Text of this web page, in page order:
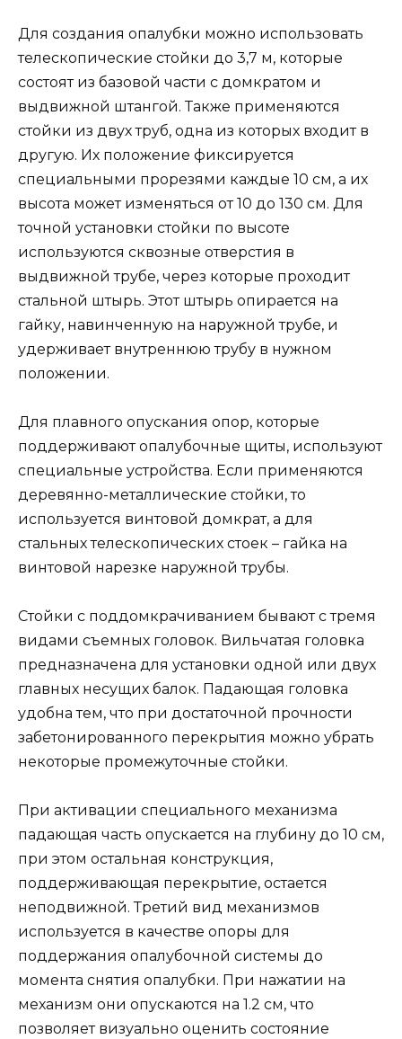
Для создания опалубки можно использовать
телескопические стойки до 3,7 м, которые
состоят из базовой части с домкратом и
выдвижной штангой. Также применяются
стойки из двух труб, одна из которых входит в
другую. Их положение фиксируется
специальными прорезями каждые 10 см, а их
высота может изменяться от 10 до 130 см. Для
точной установки стойки по высоте
используются сквозные отверстия в
выдвижной трубе, через которые проходит
стальной штырь. Этот штырь опирается на
гайку, навинченную на наружной трубе, и
удерживает внутреннюю трубу в нужном
положении.
Для плавного опускания опор, которые
поддерживают опалубочные щиты, используют
специальные устройства. Если применяются
деревянно-металлические стойки, то
используется винтовой домкрат, а для
стальных телескопических стоек – гайка на
винтовой нарезке наружной трубы.
Стойки с поддомкрачиванием бывают с тремя
видами съемных головок. Вильчатая головка
предназначена для установки одной или двух
главных несущих балок. Падающая головка
удобна тем, что при достаточной прочности
забетонированного перекрытия можно убрать
некоторые промежуточные стойки.
При активации специального механизма
падающая часть опускается на глубину до 10 см,
при этом остальная конструкция,
поддерживающая перекрытие, остается
неподвижной. Третий вид механизмов
используется в качестве опоры для
поддержания опалубочной системы до
момента снятия опалубки. При нажатии на
механизм они опускаются на 1.2 см, что
позволяет визуально оценить состояние